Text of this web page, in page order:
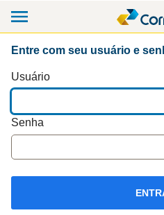
Entre com seu usuário e
Usuário
Senha